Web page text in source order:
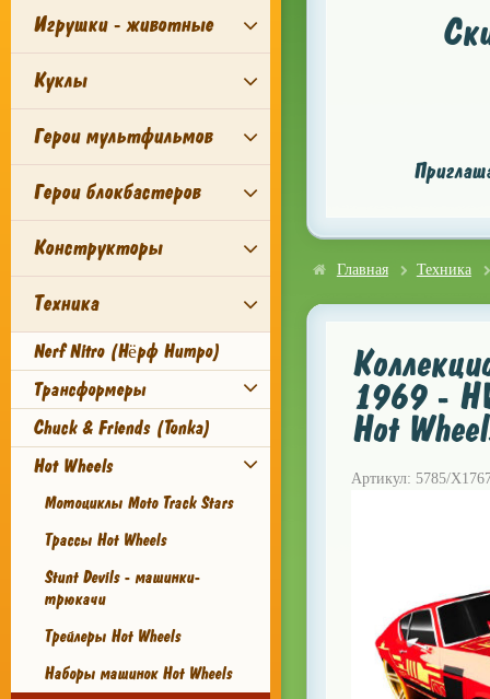
Игрушки - животные
Куклы
Герои мультфильмов
Герои блокбастеров
Конструкторы
Техника
Nerf Nitro (Нёрф Нитро)
Трансформеры
Chuck & Friends (Tonka)
Hot Wheels
Мотоциклы Moto Track Stars
Трассы Hot Wheels
Stunt Devils - машинки-
трюкачи
Трейлеры Hot Wheels
Наборы машинок Hot Wheels
Главная Техника
1969 -
Hot
Артикул: 5785/